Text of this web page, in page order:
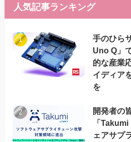
人気記事ランキング
手のひら
Uno Q」
的な産業
イディア
を
開発者の
「
ェアサプ